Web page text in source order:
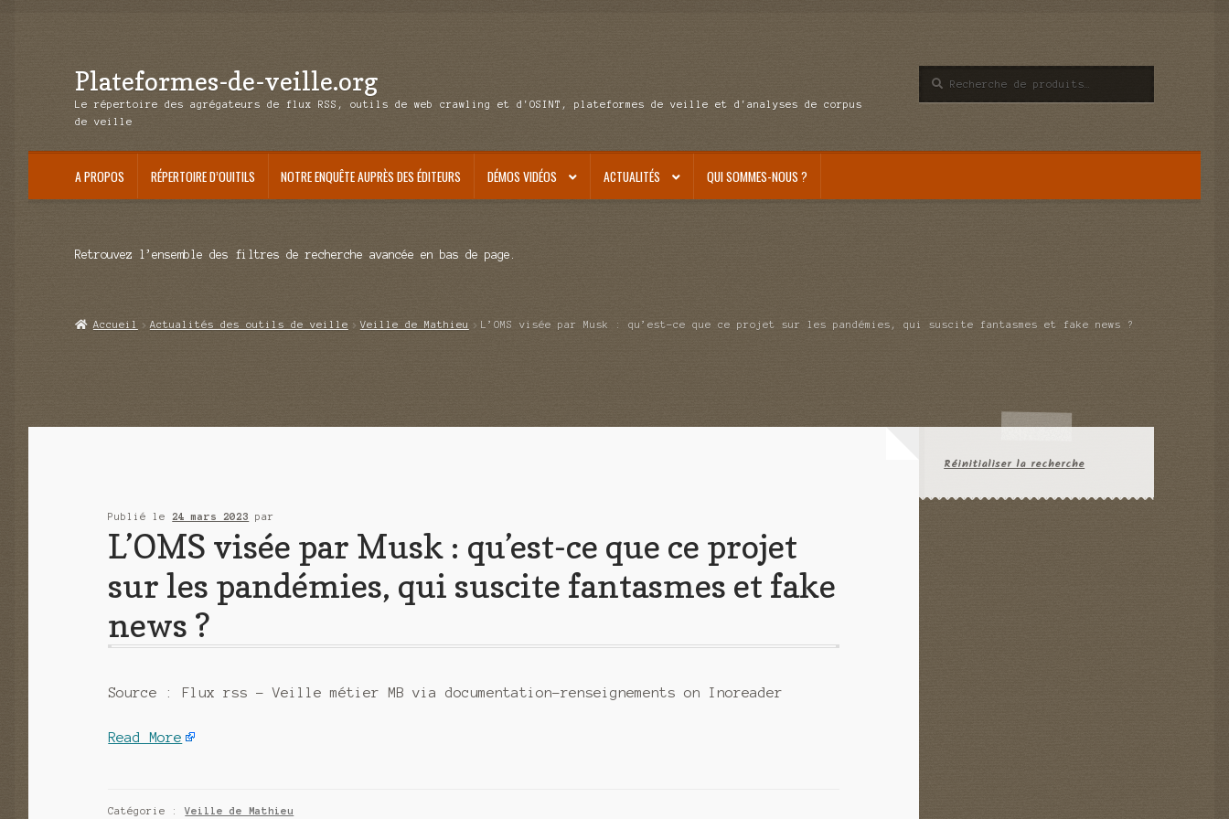
Aller
à
Aller
au
Plateformes-de-veille.org
Le répertoire des agrégateurs de flux RSS, outils de web crawling et d'OSINT, plateformes de veille et d'analyses de corpus
de veille
pour :
A PROPOS RÉPERTOIRE D’OUITILS NOTRE ENQUÊTE AUPRÈS DES ÉDITEURS DÉMOS VIDÉOS ACTUALITÉS QUI SOMMES-NOUS ?
Retrouvez l’ensemble des filtres de recherche avancée en bas de page.
Accueil Actualités des outils de veille Veille de Mathieu L’OMS visée par Musk : qu’est-ce que ce projet sur les pandémies, qui suscite fantasmes et fake news ?
Publié le 24 mars 2023 par
L’OMS visée par Musk : qu’est-ce que ce projet
sur les pandémies, qui suscite fantasmes et fake
news ?
Source : Flux rss – Veille métier MB via documentation-renseignements on Inoreader
Read More
Catégorie :Veille de Mathieu
Réinitialiser la recherche